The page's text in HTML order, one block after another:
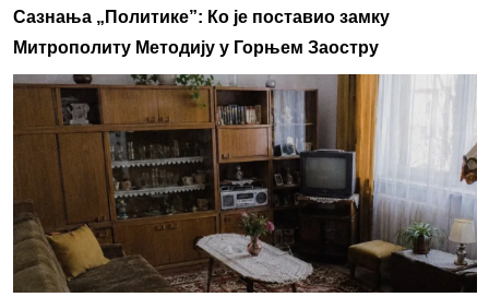
Сазнања „Политике”: Ко је поставио замку
Митрополиту Методију у Горњем Заостру